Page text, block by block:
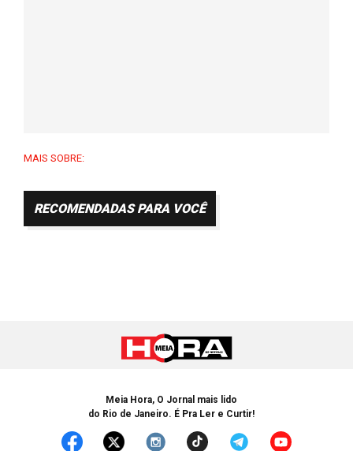
MAIS SOBRE:
RECOMENDADAS PARA VOCÊ
Meia Hora, O Jornal mais lido
do Rio de Janeiro. É Pra Ler e Curtir!